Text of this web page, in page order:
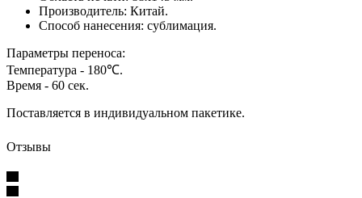
Производитель: Китай.
Способ нанесения: сублимация.
Параметры переноса:
Температура - 180℃.
Время - 60 сек.
Поставляется в индивидуальном пакетике.
Отзывы